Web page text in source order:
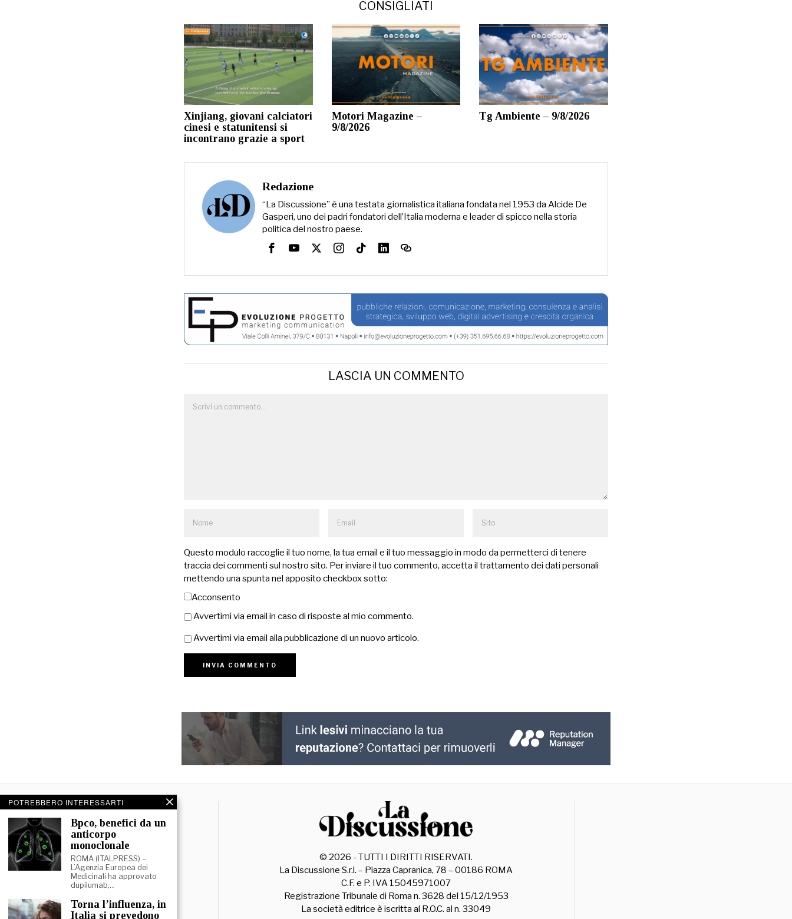
CONSIGLIATI
Xinjiang, giovani calciatori
cinesi e statunitensi si
incontrano grazie a sport
Motori Magazine –
9/8/2026
Tg Ambiente – 9/8/2026
Redazione
“La Discussione” è una testata giornalistica italiana fondata nel 1953 da Alcide De
Gasperi, uno dei padri fondatori dell’Italia moderna e leader di spicco nella storia
politica del nostro paese.
LASCIA UN COMMENTO
Questo modulo raccoglie il tuo nome, la tua email e il tuo messaggio in modo da permetterci di tenere
traccia dei commenti sul nostro sito. Per inviare il tuo commento, accetta il trattamento dei dati personali
mettendo una spunta nel apposito checkbox sotto:
Acconsento
Avvertimi via email in caso di risposte al mio commento.
Avvertimi via email alla pubblicazione di un nuovo articolo.
© 2026 - TUTTI I DIRITTI RISERVATI.
La Discussione S.r.l. – Piazza Capranica, 78 – 00186 ROMA
C.F. e P. IVA 15045971007
Registrazione Tribunale di Roma n. 3628 del 15/12/1953
La società editrice è iscritta al R.O.C. al n. 33049
POTREBBERO INTERESSARTI
⁠⁠Bpco, benefici da un
anticorpo
monoclonale
ROMA (ITALPRESS) –
L’Agenzia Europea dei
Medicinali ha approvato
dupilumab,…
⁠Torna l’influenza, in
Italia si prevedono